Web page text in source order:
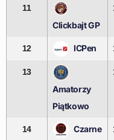
11
Clickbajt GP
12 ICPen
13
Amatorzy
Piątkowo
14
Czarne